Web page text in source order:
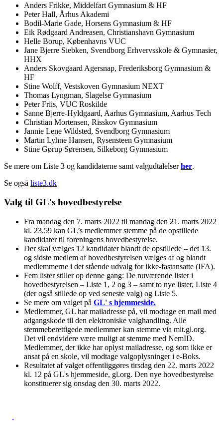
Anders Frikke, Middelfart Gymnasium & HF
Peter Hall, Århus Akademi
Bodil-Marie Gade, Horsens Gymnasium & HF
Eik Rødgaard Andreasen, Christianshavn Gymnasium
Helle Borup, Københavns VUC
Jane Bjerre Siebken, Svendborg Erhvervsskole & Gymnasier,
HHX
Anders Skovgaard Agersnap, Frederiksborg Gymnasium &
HF
Stine Wolff, Vestskoven Gymnasium NEXT
Thomas Lyngman, Slagelse Gymnasium
Peter Friis, VUC Roskilde
Sanne Bjerre-Hyldgaard, Aarhus Gymnasium, Aarhus Tech
Christian Mortensen, Risskov Gymnasium
Jannie Lene Wildsted, Svendborg Gymnasium
Martin Lyhne Hansen, Rysensteen Gymnasium
Stine Gørup Sørensen, Silkeborg Gymnasium
Se mere om Liste 3 og kandidaterne samt valgudtalelserher.
Se også liste3.dk
Valg til GL's hovedbestyrelse
Fra mandag den 7. marts 2022 til mandag den 21. marts 2022
kl. 23.59 kan GL’s medlemmer stemme på de opstillede
kandidater til foreningens hovedbestyrelse.
Der skal vælges 12 kandidater blandt de opstillede – det 13.
og sidste medlem af hovedbestyrelsen vælges af og blandt
medlemmerne i det stående udvalg for ikke-fastansatte (IFA).
Fem lister stiller op denne gang: De nuværende lister i
hovedbestyrelsen – Liste 1, 2 og 3 – samt to nye lister, Liste 4
(der også stillede op ved seneste valg) og Liste 5.
Se mere om valget på GL' s hjemmeside.
Medlemmer, GL har mailadresse på, vil modtage en mail med
adgangskode til den elektroniske valghandling. Alle
stemmeberettigede medlemmer kan stemme via mit.gl.org.
Det vil endvidere være muligt at stemme med NemID.
Medlemmer, der ikke har oplyst mail­adresse, og som ikke er
ansat på en skole, vil modtage valgoplysninger i e-Boks.
Resultatet af valget offentliggøres tirsdag den 22. marts 2022
kl. 12 på GL's hjemmeside, gl.org. Den nye hoved­bestyrelse
konstituerer sig onsdag den 30. marts 2022.